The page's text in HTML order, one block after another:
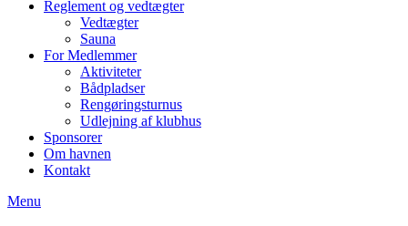
Reglement og vedtægter
Vedtægter
Sauna
For Medlemmer
Aktiviteter
Bådpladser
Rengøringsturnus
Udlejning af klubhus
Sponsorer
Om havnen
Kontakt
Menu